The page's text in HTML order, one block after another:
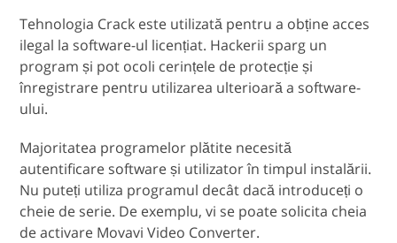
Tehnologia Crack este utilizată pentru a obține acces
ilegal la software-ul licențiat. Hackerii sparg un
program și pot ocoli cerințele de protecție și
înregistrare pentru utilizarea ulterioară a software-
ului.
Majoritatea programelor plătite necesită
autentificare software și utilizator în timpul instalării.
Nu puteți utiliza programul decât dacă introduceți o
cheie de serie. De exemplu, vi se poate solicita cheia
de activare Movavi Video Converter.